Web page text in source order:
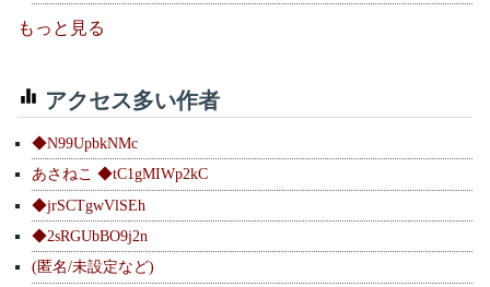
もっと見る
アクセス多い作者
◆N99UpbkNMc
あさねこ ◆tC1gMIWp2kC
◆jrSCTgwVlSEh
◆2sRGUbBO9j2n
(匿名/未設定など)